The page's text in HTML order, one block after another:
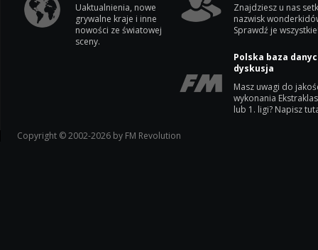
Uaktualnienia, nowe
grywalne kraje i inne
nowości ze światowej
sceny.
Znajdziesz u nas
nazwisk
Sprawdź je
Polska baza
dyskusja
Masz uwagi do
wykonania
lub 1. ligi? Napisz
Copyright © 2002-2026 by FM Revolution